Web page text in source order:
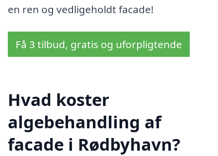
en ren og vedligeholdt facade!
Få 3 tilbud, gratis og uforpligtende
Hvad koster
algebehandling af
facade i Rødbyhavn?